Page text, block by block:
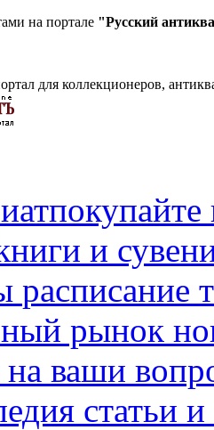
на портале "Русский
для коллекционеров,
покупайте
и
расписание
рынок
на ваши
статьи